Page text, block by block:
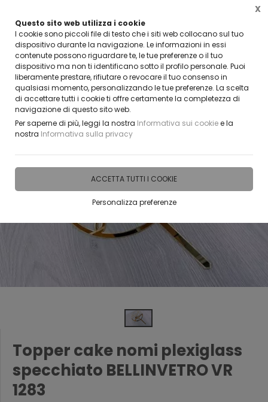
Questo sito web utilizza i cookie
I cookie sono piccoli file di testo che i siti web collocano sul tuo
dispositivo durante la navigazione. Le informazioni in essi
contenute possono riguardare te, le tue preferenze o il tuo
dispositivo ma non ti identificano sotto il profilo personale. Puoi
liberamente prestare, rifiutare o revocare il tuo consenso in
qualsiasi momento, personalizzando le tue preferenze. La scelta
di accettare tutti i cookie ti offre certamente la completezza di
navigazione di questo sito web.
Per saperne di più, leggi la nostra Informativa sui cookiee la
nostra Informativa sulla privacy
ACCETTA TUTTI I COOKIE
Personalizza preferenze
X
CLICCA E SCOPRI I COUPON
Home IDEE E REGALI PERSONALIZZABILI CAKE TOPPER Cake topper Sposi
Topper cake nomi plexiglass
specchiato BELLINVETRO VR
1283